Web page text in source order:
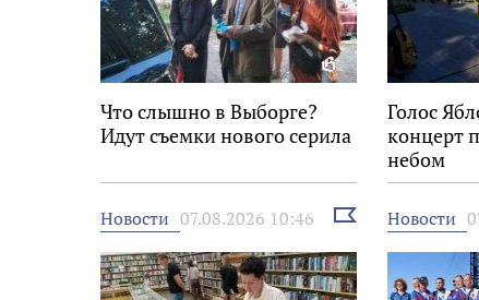
Что слышно в Выборге?
Идут съемки нового серила
Голос
концерт
небом
Новости 07.08.2026 10:46
Выбрать
новость
Новости